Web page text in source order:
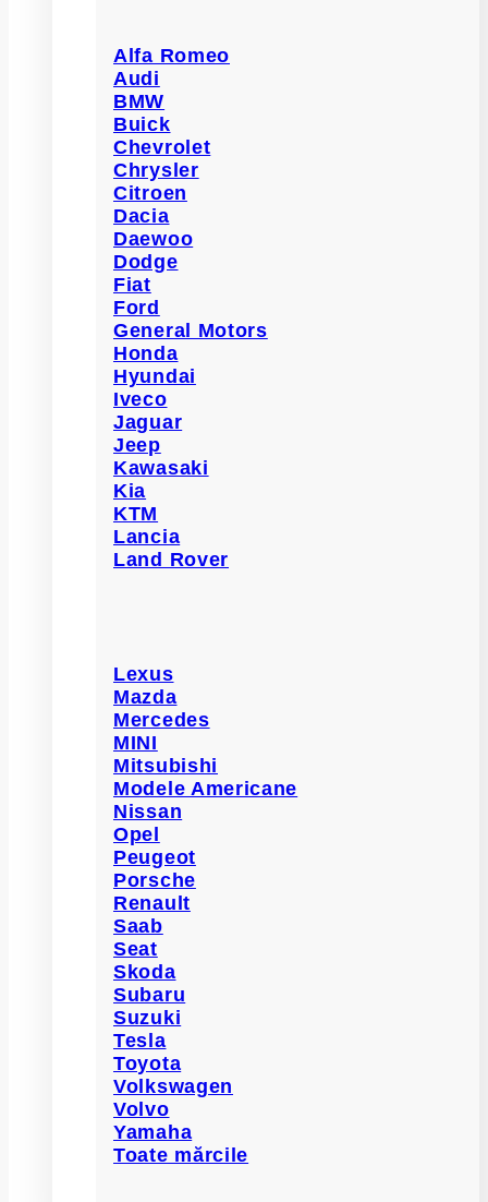
Alfa Romeo
Audi
BMW
Buick
Chevrolet
Chrysler
Citroen
Dacia
Daewoo
Dodge
Fiat
Ford
General Motors
Honda
Hyundai
Iveco
Jaguar
Jeep
Kawasaki
Kia
KTM
Lancia
Land Rover
Lexus
Mazda
Mercedes
MINI
Mitsubishi
Modele Americane
Nissan
Opel
Peugeot
Porsche
Renault
Saab
Seat
Skoda
Subaru
Suzuki
Tesla
Toyota
Volkswagen
Volvo
Yamaha
Toate mărcile